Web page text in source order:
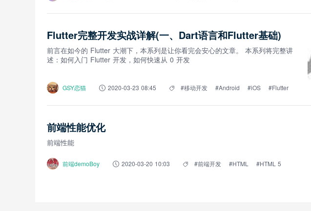
Flutter完整开发实战详解(一、Dart语言和Flutter基础)
前言在如今的 Flutter 大潮下，本系列是让你看完会安心的文章。 本系列将完整讲
述：如何入门 Flutter 开发，如何快速从 0 开发
GSY恋猫 2020-03-23 08:45 #移动开发 #Android #iOS #Flutter
前端性能优化
前端性能
前端demoBoy 2020-03-20 10:03 #前端开发 #HTML #HTML 5